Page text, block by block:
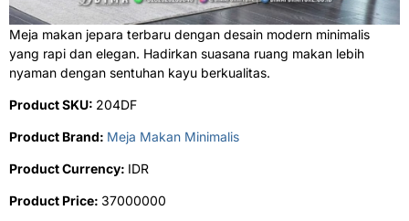
Meja makan jepara terbaru dengan desain modern minimalis
yang rapi dan elegan. Hadirkan suasana ruang makan lebih
nyaman dengan sentuhan kayu berkualitas.
Product SKU: 204DF
Product Brand: Meja Makan Minimalis
Product Currency: IDR
Product Price: 37000000